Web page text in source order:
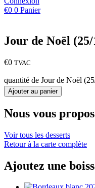
€0 0 Panier
Jour de Noël (25/
€0 TVAC
quantité de Jour de Noël
Ajouter au panier
Nous vous
Voir tous les desserts
Retour à la carte complète
Ajoutez une